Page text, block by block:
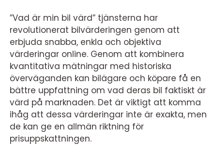
”Vad är min bil värd” tjänsterna har
revolutionerat bilvärderingen genom att
erbjuda snabba, enkla och objektiva
värderingar online. Genom att kombinera
kvantitativa mätningar med historiska
överväganden kan bilägare och köpare få en
bättre uppfattning om vad deras bil faktiskt är
värd på marknaden. Det är viktigt att komma
ihåg att dessa värderingar inte är exakta, men
de kan ge en allmän riktning för
prisuppskattningen.